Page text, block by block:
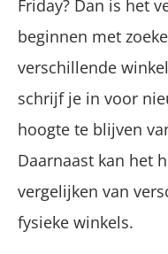
Friday? Dan is het
beginnen met
verschillende
schrijf je in voor
hoogte te blijven
Daarnaast kan het
vergelijken van
fysieke winkels.